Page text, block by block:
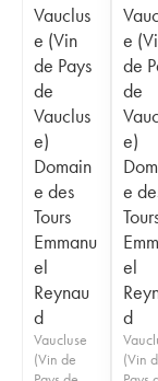
Vauclus
e (Vin
de Pays
de
Vauclus
e)
Domain
e des
Tours
Emmanu
el
Reynau
d
Vaucluse
(Vin de
e
de
de
e)
e
el
d
(Vin